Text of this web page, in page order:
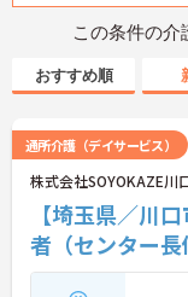
この条件の介
おすすめ順
通所介護（デイサービス）
株式会社SOYOKAZE川
【埼玉県／川
者（センター